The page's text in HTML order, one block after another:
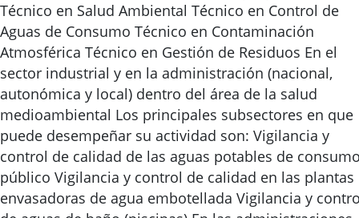
Técnico en Salud Ambiental Técnico en Control de
Aguas de Consumo Técnico en Contaminación
Atmosférica Técnico en Gestión de Residuos En el
sector industrial y en la administración (nacional,
autonómica y local) dentro del área de la salud
medioambiental Los principales subsectores en que
puede desempeñar su actividad son: Vigilancia y
control de calidad de las aguas potables de
público Vigilancia y control de calidad en las plantas
envasadoras de agua embotellada Vigilancia y